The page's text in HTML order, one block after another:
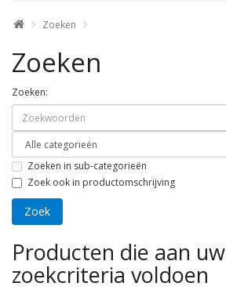
Zoeken
Zoeken
Zoeken:
Zoeken in sub-categorieën
Zoek ook in productomschrijving
Producten die aan uw
zoekcriteria voldoen